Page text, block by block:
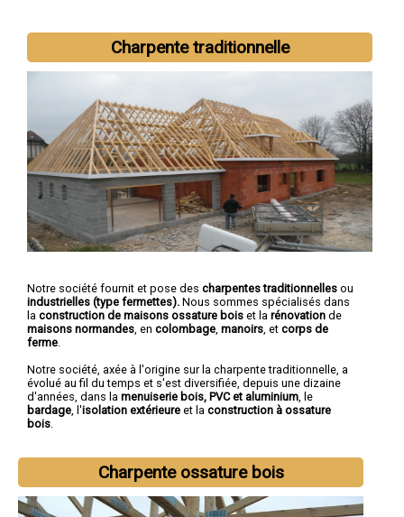
Charpente traditionnelle
Notre société fournit et pose des charpentes traditionnelles ou
industrielles (type fermettes). Nous sommes spécialisés dans
la construction de maisons ossature bois et la rénovation de
maisons normandes , en colombage manoirs , et corps de
ferme
Notre société, axée à l'origine sur la charpente traditionnelle, a
évolué au fil du temps et s'est diversifiée, depuis une dizaine
d'années, dans la menuiserie bois, PVC et aluminium , le
bardage , l'isolation extérieure et la construction à ossature
bois
Charpente ossature bois